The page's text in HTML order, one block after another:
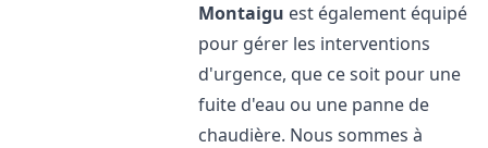
Montaigu est également équipé
pour gérer les interventions
d'urgence, que ce soit pour une
fuite d'eau ou une panne de
chaudière. Nous sommes à